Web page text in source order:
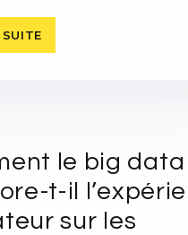
le big data
t-il
sur les